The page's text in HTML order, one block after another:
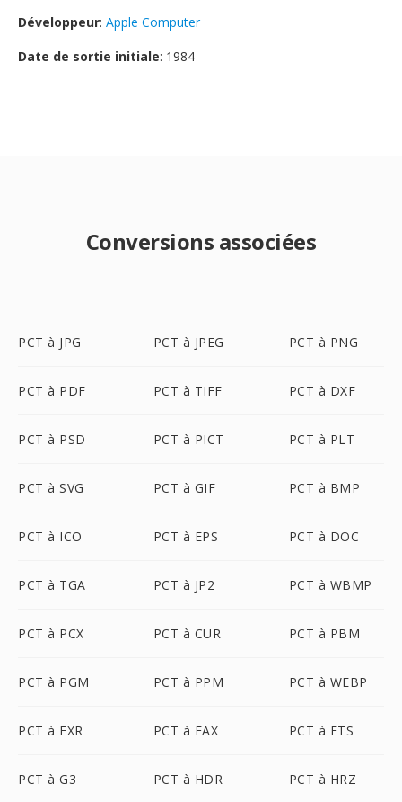
Développeur: Apple Computer
Date de sortie initiale: 1984
Conversions associées
PCT à JPG PCT à JPEG PCT à PNG
PCT à PDF PCT à TIFF PCT à DXF
PCT à PSD PCT à PICT PCT à PLT
PCT à SVG PCT à GIF PCT à BMP
PCT à ICO PCT à EPS PCT à DOC
PCT à TGA PCT à JP2 PCT à WBMP
PCT à PCX PCT à CUR PCT à PBM
PCT à PGM PCT à PPM PCT à WEBP
PCT à EXR PCT à FAX PCT à FTS
PCT à G3 PCT à HDR PCT à HRZ